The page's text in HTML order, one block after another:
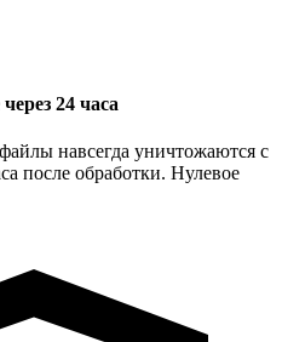
24 часа
навсегда уничтожаются с
после обработки. Нулевое